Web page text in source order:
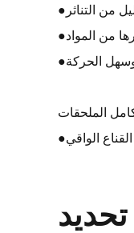
الواقي
تحديد